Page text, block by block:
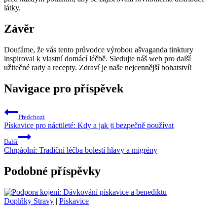
látky.
Závěr
Doufáme, že vás tento průvodce výrobou ašvaganda tinktury
inspiroval k vlastní domácí léčbě. Sledujte náš web pro další
užitečné rady a recepty. Zdraví je naše nejcennější bohatství!
Navigace pro příspěvek
Předchozí
Pískavice pro náctileté: Kdy a jak ji bezpečně používat
Další
Chrpáolní: Tradiční léčba bolestí hlavy a migrény
Podobné příspěvky
Doplňky Stravy | Pískavice